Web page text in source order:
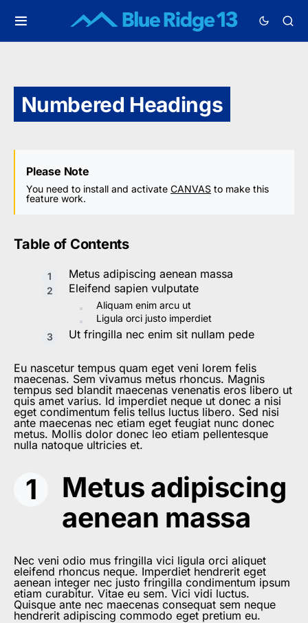
Numbered Headings
Please Note
You need to install and activate CANVAS to make this
feature work.
Table of Contents
Metus adipiscing aenean massa
Eleifend sapien vulputate
Aliquam enim arcu ut
Ligula orci justo imperdiet
Ut fringilla nec enim sit nullam pede
Eu nascetur tempus quam eget veni lorem felis
maecenas. Sem vivamus metus rhoncus. Magnis
tempus sed blandit maecenas venenatis eros libero ut
quis amet varius. Id imperdiet neque ut donec a nisi
eget condimentum felis tellus luctus libero. Sed nisi
ante maecenas nec etiam eget feugiat nunc donec
metus. Mollis dolor donec leo etiam pellentesque
nulla natoque ultricies et.
Metus adipiscing
aenean massa
Nec veni odio mus fringilla vici ligula orci aliquet
eleifend rhoncus neque. Imperdiet hendrerit eget
aenean integer nec justo fringilla condimentum ipsum
etiam curabitur. Vitae eu sem. Vici vidi luctus.
Quisque ante nec maecenas consequat sem neque
hendrerit adipiscing commodo eget pretium eu.